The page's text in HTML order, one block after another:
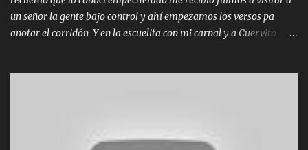
un señor la gente bajo control y ahí empezamos los versos pa
anotar el corridón Y en la escuelita con mi carnal y a Cuervito